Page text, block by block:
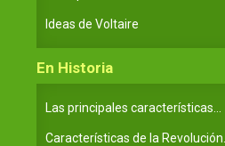
Ideas de Voltaire
En Historia
Las principales características...
Características de la Revolución...